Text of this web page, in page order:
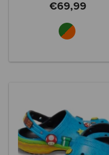
€69,99